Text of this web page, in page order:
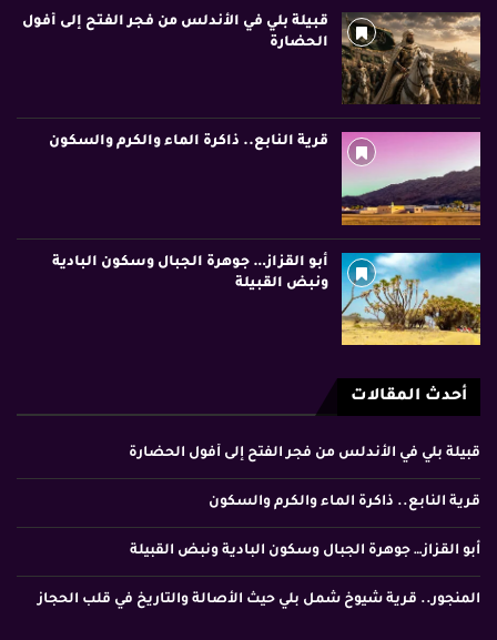
قبيلة بلي في الأندلس من فجر الفتح إلى أفول
الحضارة
قرية النابع.. ذاكرة الماء والكرم والسكون
أبو القزاز… جوهرة الجبال وسكون البادية
ونبض القبيلة
أحدث المقالات
قبيلة بلي في الأندلس من فجر الفتح إلى أفول الحضارة
قرية النابع.. ذاكرة الماء والكرم والسكون
أبو القزاز… جوهرة الجبال وسكون البادية ونبض القبيلة
المنجور.. قرية شيوخ شمل بلي حيث الأصالة والتاريخ في قلب الحجاز